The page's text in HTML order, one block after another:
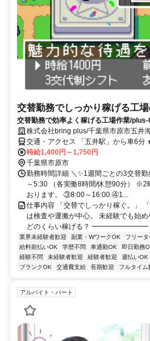
交替勤務でしっかり稼げる工
交替勤務で効率よく稼げる工場作業/
株式会社bring plus/千葉県市原市五井
交通・アクセス 「五井駅」から車6分
時給1,400円～1,750円
千葉県市原市
勤務時間詳細 ＼✨1週間ごとの3交替
～5:30 （各実働8時間/休憩90分） ※2
おります。 ③8:00～16:00 ④1...
仕事内容 「交替でしっかり稼ぐ。」
は検査や運搬が中心。 未経験で
どのくらい稼げる？ ━━━━━━━━ 時
業界未経験者歓迎 副業・WワークOK フリータ
給料前払いOK
学歴不問 車通勤OK 即日勤務
経験不問
未経験者歓迎 経験者歓迎 週払いOK
ブランクOK
交通費支給 長期歓迎 フルタイム
アルバイト・パート